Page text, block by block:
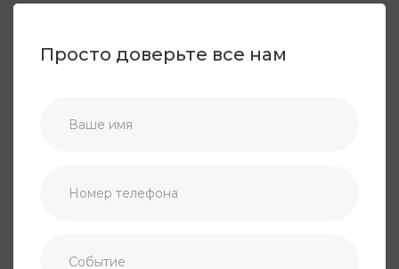
Просто доверьте все нам